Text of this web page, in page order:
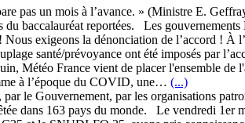
pas un mois à l’avance. » (Ministre E.
du baccalauréat reportées. Les
exigeons la dénonciation de l’accord ! À
santé/prévoyance ont été imposés par
Météo France vient de placer l'ensemble de
à l’époque du COVID, une… (...)
le Gouvernement, par les organisations
dans 163 pays du monde. Le vendredi 1er